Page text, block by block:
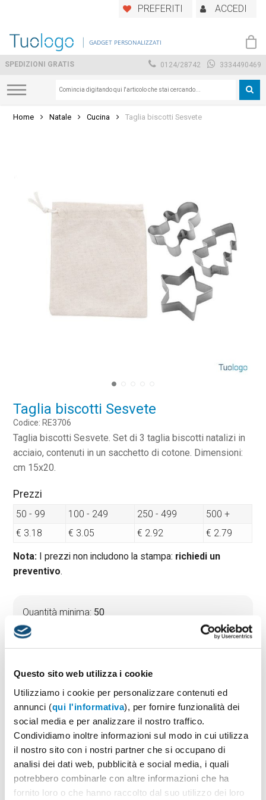
Questo sito web utilizza i cookie
Utilizziamo i cookie per personalizzare contenuti ed
annunci (qui l'informativa), per fornire funzionalità dei
social media e per analizzare il nostro traffico.
Condividiamo inoltre informazioni sul modo in cui utilizza
il nostro sito con i nostri partner che si occupano di
analisi dei dati web, pubblicità e social media, i quali
potrebbero combinarle con altre informazioni che ha
fornito loro o che hanno raccolto dal suo utilizzo dei loro
main
PREFERITI ACCEDI
GADGET PERSONALIZZATI
SPEDIZIONI GRATIS 0124/28742 3334490469
Home Natale Cucina Taglia biscotti Sesvete
Taglia biscotti Sesvete
Codice: RE3706
Taglia biscotti Sesvete. Set di 3 taglia biscotti natalizi in
acciaio, contenuti in un sacchetto di cotone. Dimensioni:
cm 15x20.
Prezzi
50 - 99 100 - 249 250 - 499
500 +
€ 3.18
€ 3.05 € 2.92 € 2.79
Nota: I prezzi non includono la stampa: richiedi un
preventivo.
Quantità minima: 50
Tempi di consegna standard:
10 gg lavorativi
Materiale:
PREVENTIVO & BOZZA GRATUITA
Potrai indicare successivamente la suddivisione per
taglie e colore
1 Seleziona il colore: